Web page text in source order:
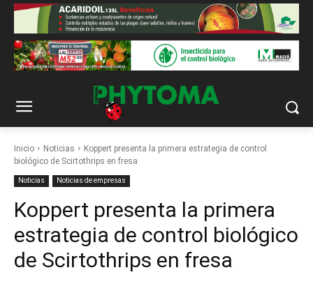
Inicio Noticias
Koppert presenta la primera estrategia de control
biológico de Scirtothrips en fresa
Noticias Noticias de empresas
Koppert presenta la primera
estrategia de control biológico
de Scirtothrips en fresa